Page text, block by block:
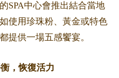
SPA中心會推出結合當地
使用珍珠粉、黃金或特色
提供一場五感饗宴。
，恢復活力